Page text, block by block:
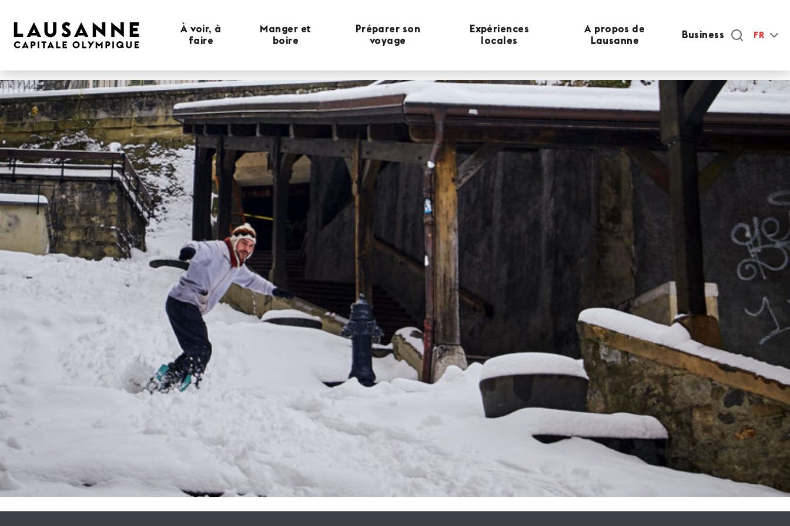
À voir, à
faire
Manger et
boire
Préparer son
voyage
Expériences
locales
A propos de
Lausanne
Business FR